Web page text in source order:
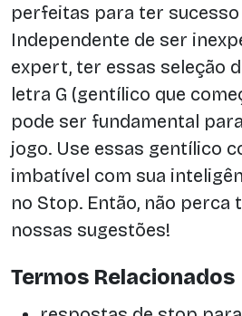
perfeitas para ter
Independente de ser
expert, ter essas seleção
letra G (gentílico que
pode ser fundamental
jogo. Use essas gentílico
imbatível com sua
no Stop. Então, não perca
nossas sugestões!
Termos Relacionados